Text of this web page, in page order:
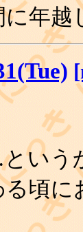
に年越
いう
る頃